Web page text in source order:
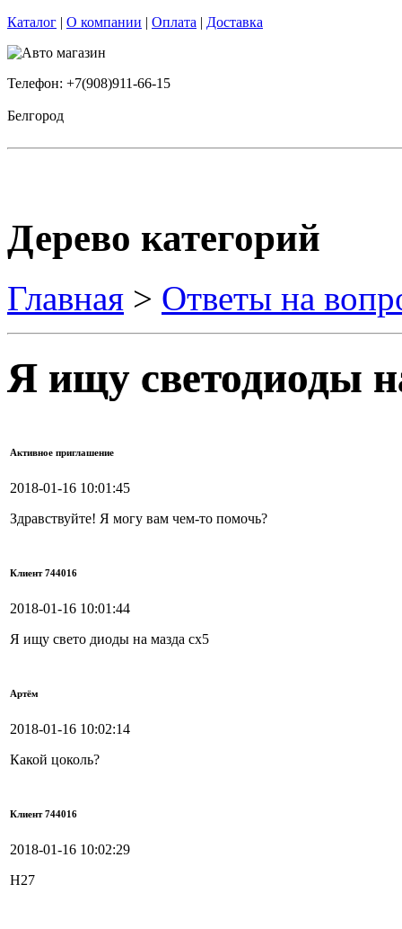
Каталог | О компании | Оплата | Доставка
Телефон: +7(908)911-66-15
Белгород
Дерево категорий
Главная > Ответы на
Я ищу светодиоды
Активное приглашение
2018-01-16 10:01:45
Здравствуйте! Я могу вам чем-то помочь?
Клиент 744016
2018-01-16 10:01:44
Я ищу свето диоды на мазда сх5
Артём
2018-01-16 10:02:14
Какой цоколь?
Клиент 744016
2018-01-16 10:02:29
Н27